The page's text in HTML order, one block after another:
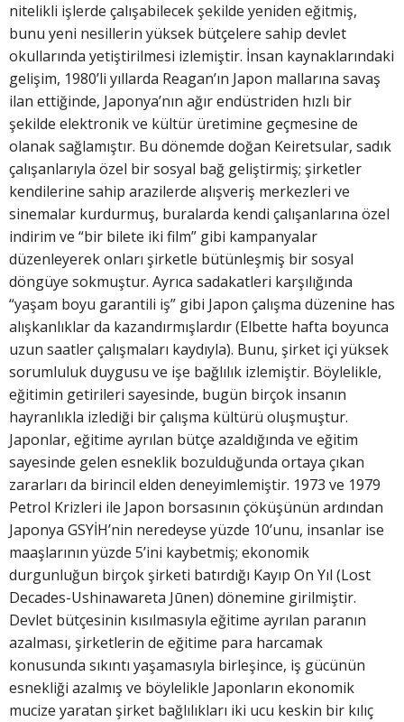
nitelikli işlerde çalışabilecek şekilde yeniden eğitmiş,
bunu yeni nesillerin yüksek bütçelere sahip devlet
okullarında yetiştirilmesi izlemiştir. İnsan kaynaklarındaki
gelişim, 1980’li yıllarda Reagan’ın Japon mallarına savaş
ilan ettiğinde, Japonya’nın ağır endüstriden hızlı bir
şekilde elektronik ve kültür üretimine geçmesine de
olanak sağlamıştır. Bu dönemde doğan Keiretsular, sadık
çalışanlarıyla özel bir sosyal bağ geliştirmiş; şirketler
kendilerine sahip arazilerde alışveriş merkezleri ve
sinemalar kurdurmuş, buralarda kendi çalışanlarına özel
indirim ve “bir bilete iki film” gibi kampanyalar
düzenleyerek onları şirketle bütünleşmiş bir sosyal
döngüye sokmuştur. Ayrıca sadakatleri karşılığında
“yaşam boyu garantili iş” gibi Japon çalışma düzenine has
alışkanlıklar da kazandırmışlardır (Elbette hafta boyunca
uzun saatler çalışmaları kaydıyla). Bunu, şirket içi yüksek
sorumluluk duygusu ve işe bağlılık izlemiştir. Böylelikle,
eğitimin getirileri sayesinde, bugün birçok insanın
hayranlıkla izlediği bir çalışma kültürü oluşmuştur.
Japonlar, eğitime ayrılan bütçe azaldığında ve eğitim
sayesinde gelen esneklik bozulduğunda ortaya çıkan
zararları da birincil elden deneyimlemiştir. 1973 ve 1979
Petrol Krizleri ile Japon borsasının çöküşünün ardından
Japonya GSYİH’nin neredeyse yüzde 10’unu, insanlar ise
maaşlarının yüzde 5’ini kaybetmiş; ekonomik
durgunluğun birçok şirketi batırdığı Kayıp On Yıl (Lost
Decades-Ushinawareta Jūnen) dönemine girilmiştir.
Devlet bütçesinin kısılmasıyla eğitime ayrılan paranın
azalması, şirketlerin de eğitime para harcamak
konusunda sıkıntı yaşamasıyla birleşince, iş gücünün
esnekliği azalmış ve böylelikle Japonların ekonomik
mucize yaratan şirket bağlılıkları iki ucu keskin bir kılıç